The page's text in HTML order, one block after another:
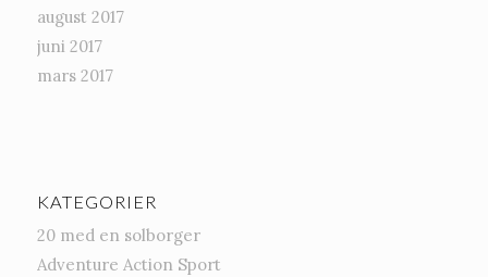
august 2017
juni 2017
mars 2017
KATEGORIER
20 med en solborger
Adventure Action Sport